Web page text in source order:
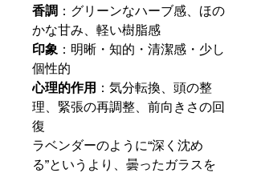
香調 ：グリーンなハーブ感、ほの
かな甘み、軽い樹脂感
印象 ：明晰・知的・清潔感・少し
個性的
心理的作用 ：気分転換、頭の整
理、緊張の再調整、前向きさの回
復
ラベンダーのように“深く沈め
る”というより、曇ったガラスを